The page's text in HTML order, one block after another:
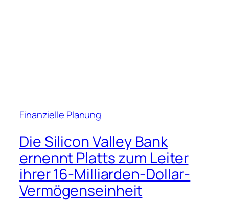
Finanzielle Planung
Die Silicon Valley Bank
ernennt Platts zum Leiter
ihrer 16-Milliarden-Dollar-
Vermögenseinheit